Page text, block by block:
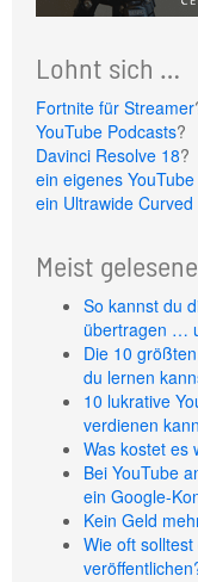
Lohnt sich …
Fortnite für Streamer
YouTube Podcasts?
Davinci Resolve 18?
ein eigenes
ein Ultrawide
Meist
So kannst du
übertragen …
Die 10
du lernen
10 lukrative
verdienen
Was kostet es
Bei YouTube
ein Google-
Kein Geld
Wie oft